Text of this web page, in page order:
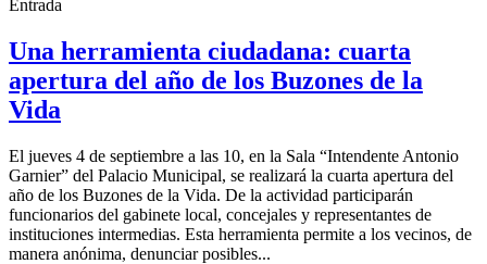
Entrada
Una herramienta ciudadana: cuarta
apertura del año de los Buzones de la
Vida
El jueves 4 de septiembre a las 10, en la Sala “Intendente Antonio
Garnier” del Palacio Municipal, se realizará la cuarta apertura del
año de los Buzones de la Vida. De la actividad participarán
funcionarios del gabinete local, concejales y representantes de
instituciones intermedias. Esta herramienta permite a los vecinos, de
manera anónima, denunciar posibles...